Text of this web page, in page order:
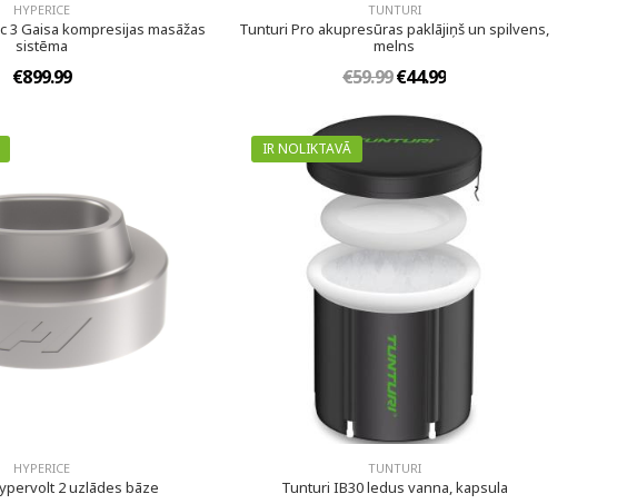
HYPERICE
3 Gaisa kompresijas masāžas
sistēma
€899.99
TUNTURI
Tunturi Pro akupresūras paklājiņš un spilvens,
melns
€59.99€44.99
HYPERICE
2 uzlādes bāze
IR NOLIKTAVĀ
TUNTURI
Tunturi IB30 ledus vanna, kapsula